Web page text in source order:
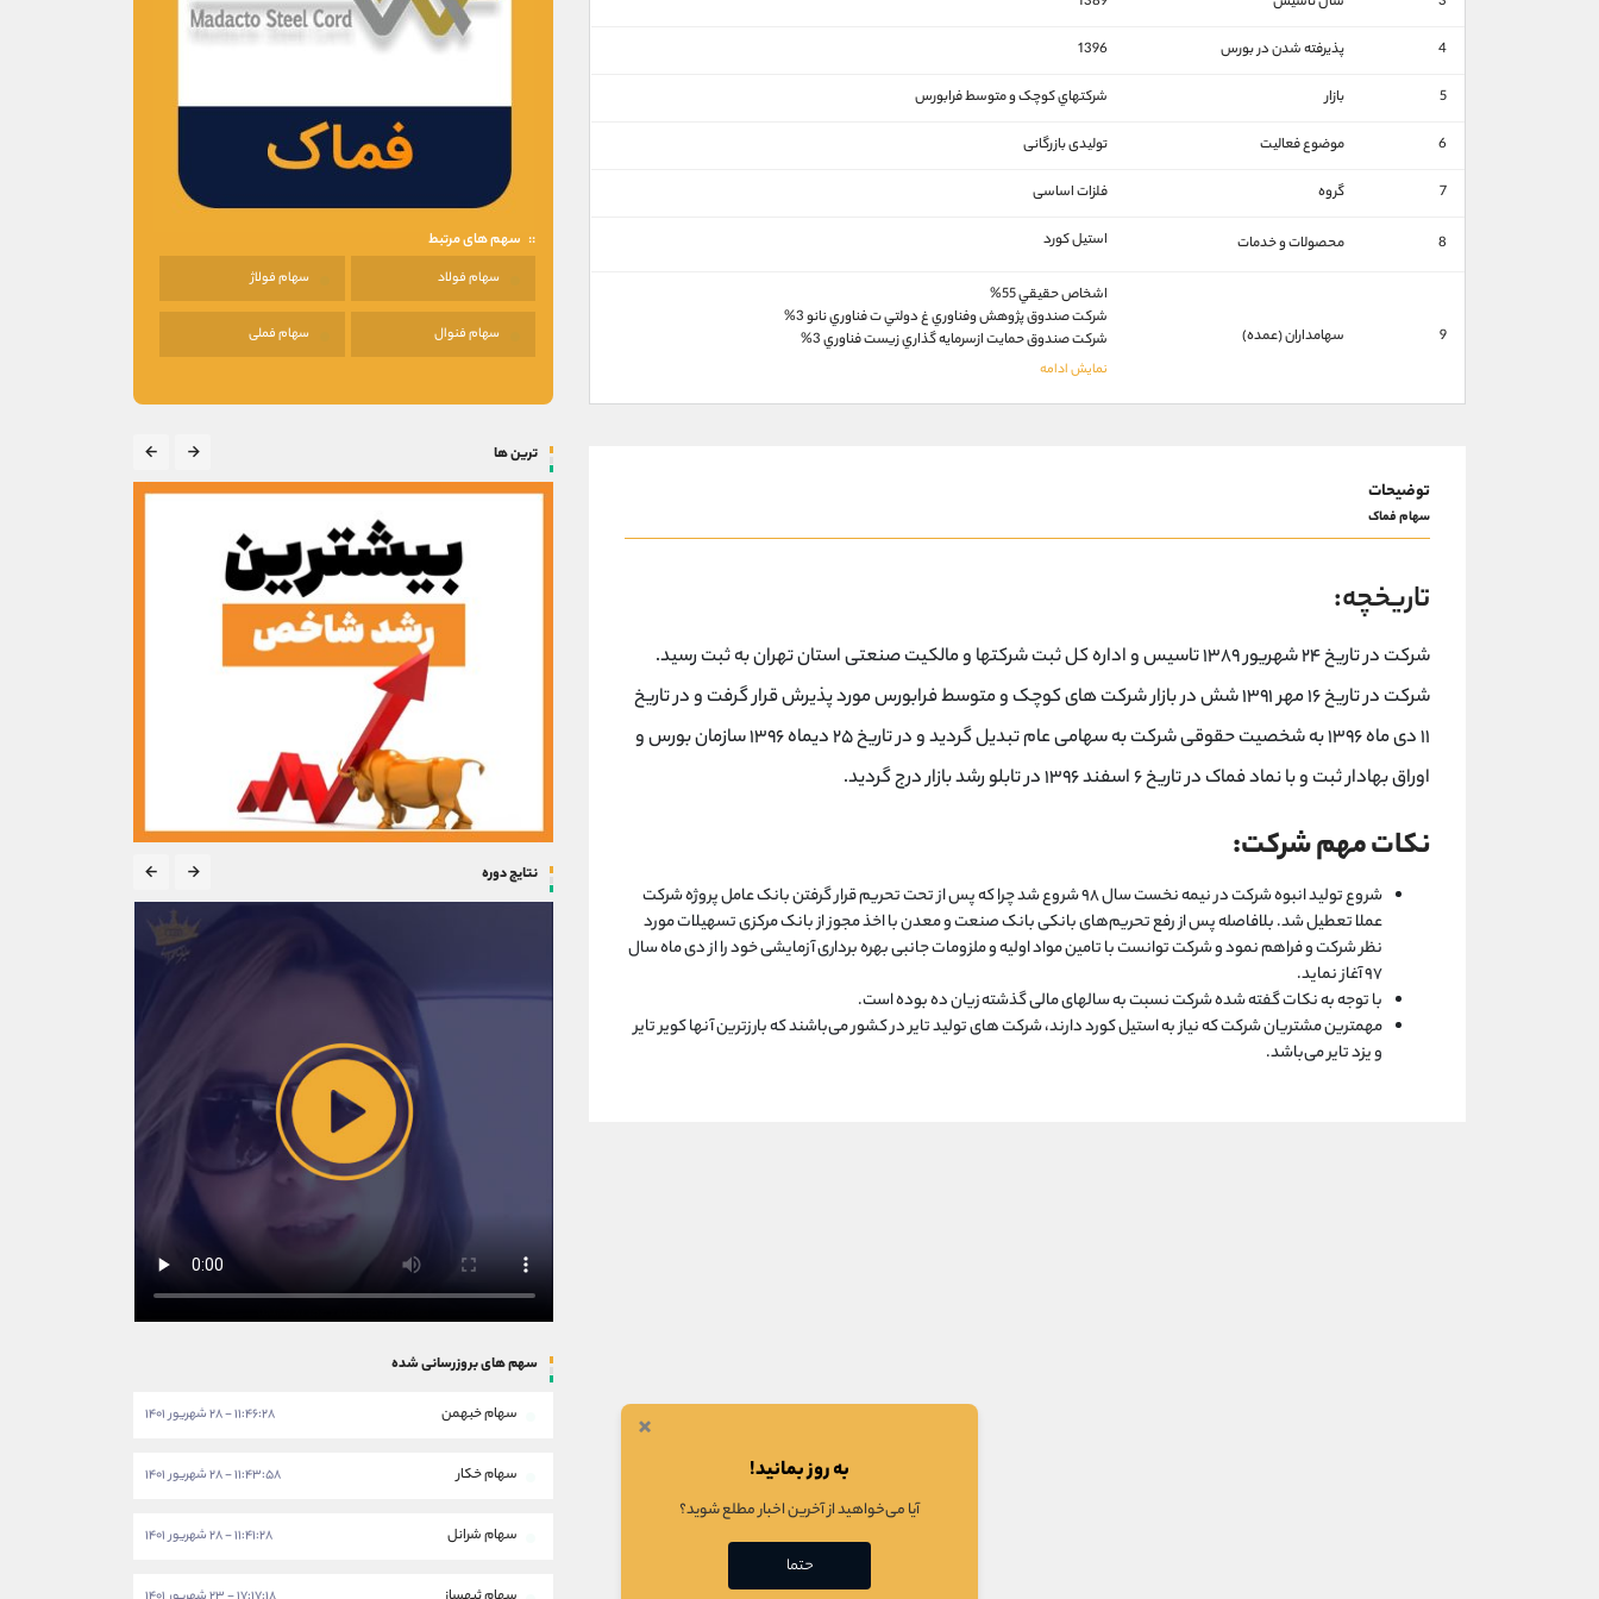
4
پذیرفته شدن در بورس
1396
5
بازار
شرکتهاي کوچک و متوسط فرابورس
6
موضوع فعالیت
تولیدی بازرگانی
7
گروه فلزات اساسی
8 محصولات و خدمات استیل کورد
9 سهامداران (عمده)
اشخاص حقيقي 55%
شركت صندوق پژوهش وفناوري غ دولتي ت فناوري نانو 3%
شركت صندوق حمايت ازسرمايه گذاري زيست فناوري 3%
سهم های مرتبط
سهام فولاد سهام فولاژ
سهام فنوال سهام فملی
توضیحات
سهام فماک
تاریخچه:
شرکت در تاریخ ۲۴ شهریور ۱۳۸۹ تاسیس و اداره کل ثبت شرکتها و مالکیت صنعتی استان تهران به ثبت رسید.
شرکت در تاریخ ۱۶ مهر ۱۳۹۱ شش در بازار شرکت های کوچک و متوسط فرابورس مورد پذیرش قرار گرفت و در تاریخ
۱۱ دی ماه ۱۳۹۶ به شخصیت حقوقی شرکت به سهامی عام تبدیل گردید و در تاریخ ۲۵ دیماه ۱۳۹۶ سازمان بورس و
اوراق بهادار ثبت و با نماد فماک در تاریخ ۶ اسفند ۱۳۹۶ در تابلو رشد بازار درج گردید.
نکات مهم شرکت:
شروع تولید انبوه شرکت در نیمه نخست سال ۹۸ شروع شد چرا که پس از تحت تحریم قرار گرفتن بانک عامل پروژه شرکت
عملا تعطیل شد. بلافاصله پس از رفع تحریم‌های بانکی بانک صنعت و معدن با اخذ مجوز از بانک مرکزی تسهیلات مورد
نظر شرکت و فراهم نمود و شرکت توانست با تامین مواد اولیه و ملزومات جانبی بهره برداری آزمایشی خود را از دی ماه سال
۹۷ آغاز نماید.
با توجه به نکات گفته شده شرکت نسبت به سالهای مالی گذشته زیان ده بوده است.
مهمترین مشتریان شرکت که نیاز به استیل کورد دارند، شرکت های تولید تایر در کشور می‌باشند که بارزترین آنها کویر تایر
و یزد تایر می‌باشد.
ترین ها
نتایج دوره
سهم های بروزرسانی شده
سهام خبهمن ۱۱:۴۶:۲۸ - ۲۸ شهریور ۱۴۰۱
سهام خکار ۱۱:۴۳:۵۸ - ۲۸ شهریور ۱۴۰۱
سهام شرانل ۱۱:۴۱:۲۸ - ۲۸ شهریور ۱۴۰۱
×
به روز بمانید!
آیا می‌خواهید از آخرین اخبار مطلع شوید؟
حتما